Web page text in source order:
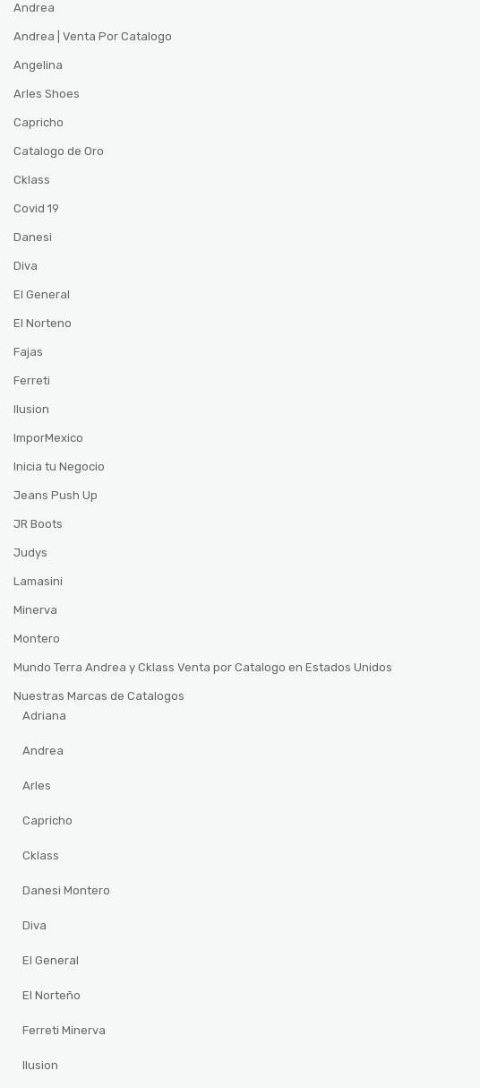
Andrea
Andrea | Venta Por Catalogo
Angelina
Arles Shoes
Capricho
Catalogo de Oro
Cklass
Covid 19
Danesi
Diva
El General
El Norteno
Fajas
Ferreti
Ilusion
ImporMexico
Inicia tu Negocio
Jeans Push Up
JR Boots
Judys
Lamasini
Minerva
Montero
Mundo Terra Andrea y Cklass Venta por Catalogo en Estados Unidos
Nuestras Marcas de Catalogos
Adriana
Andrea
Arles
Capricho
Cklass
Danesi Montero
Diva
El General
El Norteño
Ferreti Minerva
Ilusion